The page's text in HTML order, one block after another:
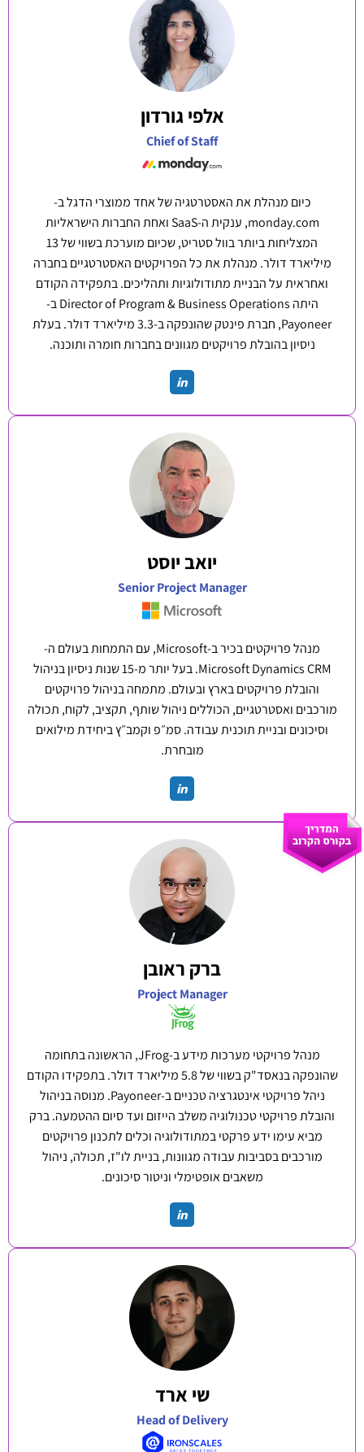
אלפי גורדון
Chief of Staff
כיום מנהלת את האסטרטגיה של אחד ממוצרי הדגל ב-
monday.com, ענקית ה-SaaS ואחת החברות הישראליות
המצליחות ביותר בוול סטריט, שכיום מוערכת בשווי של 13
מיליארד דולר. מנהלת את כל הפרויקטים האסטרטגיים בחברה
ואחראית על הבניית מתודולוגיות ותהליכים. בתפקידה הקודם
היתה Director of Program & Business Operations ב-
Payoneer, חברת פינטק שהונפקה ב-3.3 מיליארד דולר. בעלת
ניסיון בהובלת פרויקטים מגוונים בחברות חומרה ותוכנה.
יואב יוסט
Senior Project Manager
מנהל פרויקטים בכיר ב-Microsoft, עם התמחות בעולם ה-
Microsoft Dynamics CRM. בעל יותר מ-15 שנות ניסיון בניהול
והובלת פרויקטים בארץ ובעולם. מתמחה בניהול פרויקטים
מורכבים ואסטרטגיים, הכוללים ניהול שותף, תקציב, לקוח, תכולה
וסיכונים ובניית תוכנית עבודה. סמ״פ וקמב״ץ ביחידת מילואים
מובחרת.
ברק ראובן
Project Manager
מנהל פרויקטי מערכות מידע ב-JFrog, הראשונה בתחומה
שהונפקה בנאסד"ק בשווי של 5.8 מיליארד דולר. בתפקידו הקודם
ניהל פרויקטי אינטגרציה טכניים ב-Payoneer. מנוסה בניהול
והובלת פרויקטי טכנולוגיה משלב הייזום ועד סיום ההטמעה. ברק
מביא עימו ידע פרקטי במתודולוגיה וכלים לתכנון פרויקטים
מורכבים בסביבות עבודה מגוונות, בניית לו"ז, תכולה, ניהול
משאבים אופטימלי וניטור סיכונים.
שי ארד
Head of Delivery